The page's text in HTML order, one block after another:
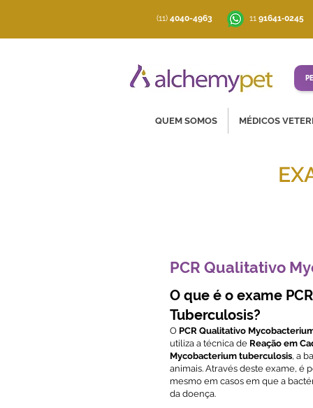
(11) 4040-4963 ‪11 91641‑0245
QUEM SOMOS MÉDICOS
PCR Qualitativo
O que é o exame
Tuberculosis?
O PCR Qualitativo
utiliza a técnica de Reação em
Mycobacterium tuberculosis, a
animais. Através deste exame, é
mesmo em casos em que a
da doença.